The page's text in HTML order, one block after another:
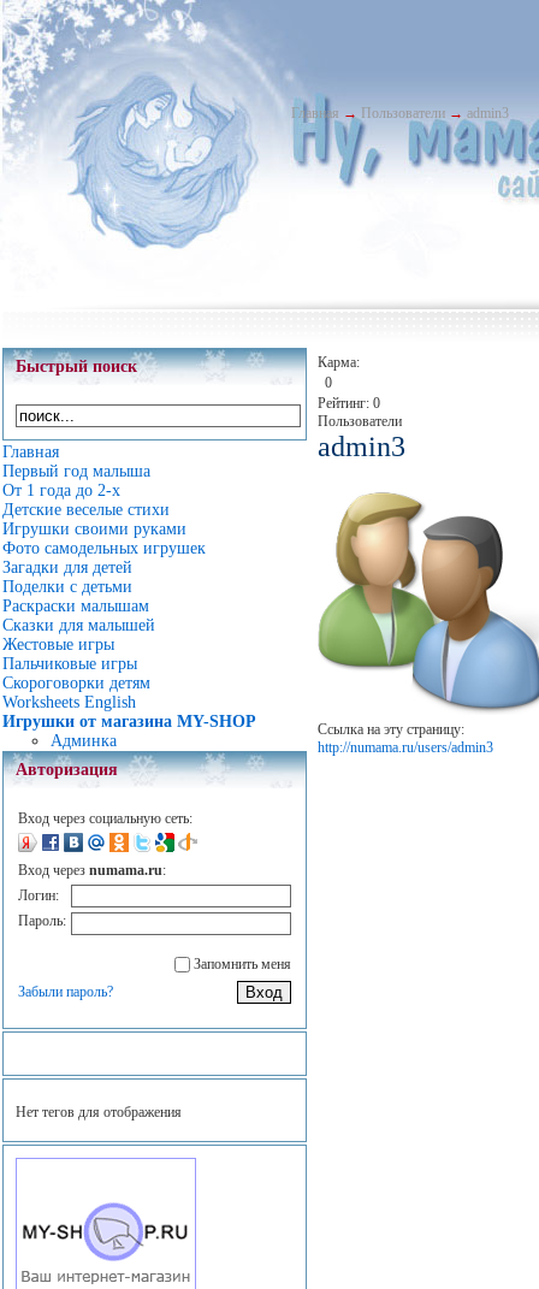
Главная → Пользователи → admin3
Быстрый поиск
Главная
Первый год малыша
От 1 года до 2-х
Детские веселые стихи
Игрушки своими руками
Фото самодельных игрушек
Загадки для детей
Поделки с детьми
Раскраски малышам
Сказки для малышей
Жестовые игры
Пальчиковые игры
Скороговорки детям
Worksheets English
Игрушки от магазина MY-SHOP
Админка
Авторизация
Вход через социальную сеть:
Вход через numama.ru:
Логин:
Пароль:
Запомнить меня
Забыли пароль?
Нет тегов для отображения
Карма:
0
Рейтинг: 0
Пользователи
admin3
Ссылка на эту страницу:
http://numama.ru/users/admin3